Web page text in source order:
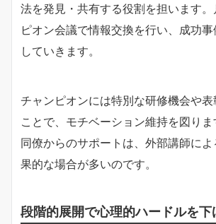
法を発見・共有する役割を担います。
ピオン会議で情報交換を行い、成功
していきます。
チャンピオンには特別な研修機会や
ことで、モチベーション維持を図り
同僚からのサポートは、外部講師に
果的な場合が多いのです。
段階的展開で心理的ハードルを下